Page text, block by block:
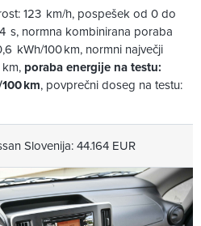
123 km/h, pospešek od 0 do
s, normna kombinirana poraba
kWh/100 km, normni največji
poraba energije na testu:
km, povprečni doseg na testu:
Slovenija: 44.164 EUR